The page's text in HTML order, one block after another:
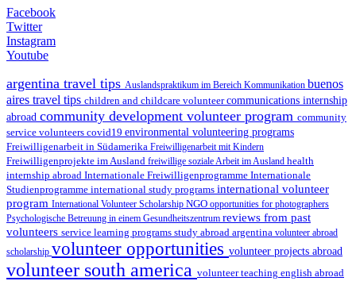
Facebook
Twitter
Instagram
Youtube
argentina travel tips Auslandspraktikum im Bereich Kommunikation buenos
aires travel tips children and childcare volunteercommunications internship
abroad community development volunteer program community
service volunteers covid19 environmental volunteering programs
Freiwilligenarbeit in Südamerika Freiwilligenarbeit mit Kindern
Freiwilligenprojekte im Ausland freiwillige soziale Arbeit im Ausland health
internship abroad Internationale Freiwilligenprogramme Internationale
Studienprogramme international study programs international volunteer
program International Volunteer Scholarship NGO opportunities for photographers
Psychologische Betreuung in einem Gesundheitszentrum reviews from past
volunteers service learning programs study abroad argentina volunteer abroad
scholarship volunteer opportunities volunteer projects abroad
volunteer south america volunteer teaching english abroad